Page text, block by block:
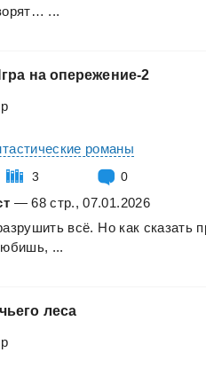
...
на опережение-2
романы
3 0
— 68 стр., 07.01.2026
всё. Но как сказать
...
леса